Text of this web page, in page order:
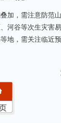
加，需注意防范
河谷等次生灾害
地，需关注临近